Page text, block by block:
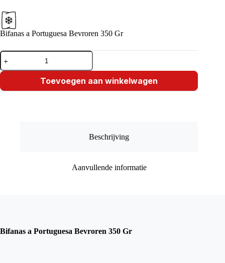
Bifanas a Portuguesa Bevroren 350 Gr
Bifanas
Portuguesa
350
Toevoegen aan winkelwagen
Beschrijving
Aanvullende informatie
Bifanas a Portuguesa Bevroren 350 Gr